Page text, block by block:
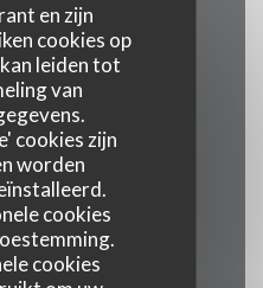
en zijn
cookies op
leiden tot
van
cookies zijn
worden
cookies
cookies
terras,
Gratis wifi
Sans Contact,
van Titres,
Express,